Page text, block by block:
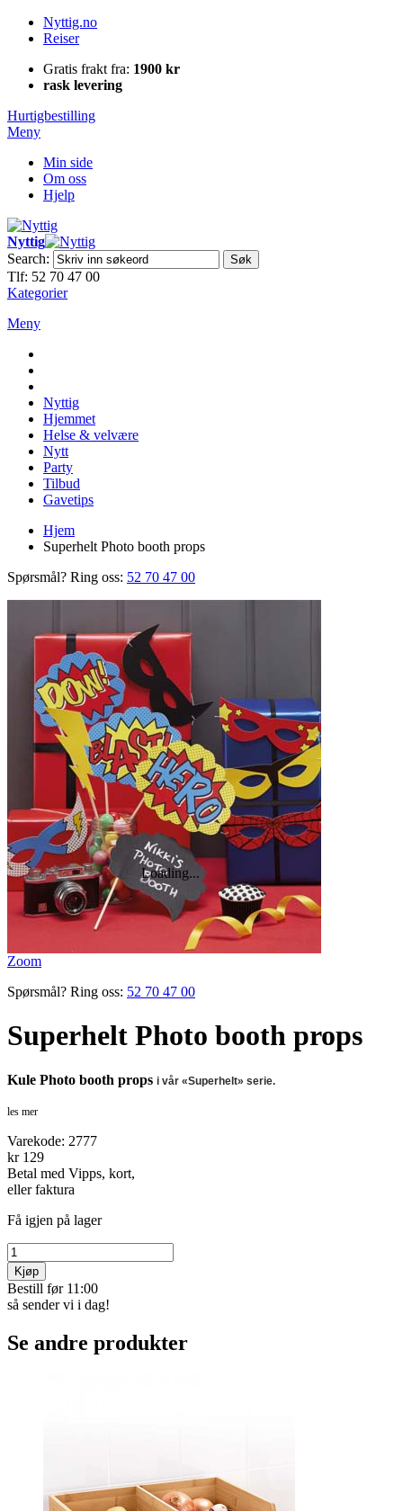
Nyttig.no
Reiser
Gratis frakt fra: 1900 kr
rask levering
Hurtigbestilling
Meny
Min side
Om oss
Hjelp
Nyttig
Search:
Søk
Tlf: 52 70 47 00
Kategorier
Meny
Nyttig
Hjemmet
Helse & velvære
Nytt
Party
Tilbud
Gavetips
Hjem
Superhelt Photo booth props
Spørsmål? Ring oss: 52 70 47 00
Zoom
Spørsmål? Ring oss: 52 70 47 00
Superhelt Photo booth props
Kule Photo booth props i vår «Superhelt» serie.
les mer
Varekode: 2777
kr 129
Betal med Vipps, kort,
eller faktura
Få igjen på lager
Kjøp
Bestill før 11:00
så sender vi i dag!
Se andre produkter